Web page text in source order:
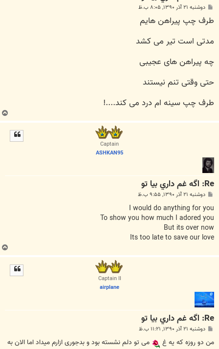
پ
ت
دوشنبه ۲۱ آذر ۱۳۹۰, ۸:۰۵ ب.ظ
طرف چپ پیراهن هایم
مدتی است تیر می کشد
چه پیراهن های عجیبی
حتی وقتی تنم نیستند
طرف چپ سینه ام درد می کند....!
ب
ا
Captain
ASHKAN95
Re: اگه غم داري بيا تو
پ
ت
دوشنبه ۲۱ آذر ۱۳۹۰, ۹:۵۵ ب.ظ
I would do anything for you
To show you how much I adored you
But its over now
Its too late to save our love
ب
ا
Captain II
airplane
Re: اگه غم داري بيا تو
پ
ت
دوشنبه ۲۱ آذر ۱۳۹۰, ۱۱:۲۱ ب.ظ
من دو روزه که یه غ
می تو دلم نشسته بود و بدجوری ازارم میداد اما الان به